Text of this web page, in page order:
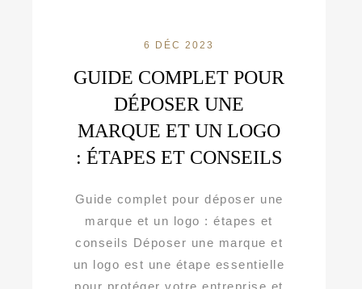
6 DÉC 2023
GUIDE COMPLET POUR
DÉPOSER UNE
MARQUE ET UN LOGO
: ÉTAPES ET CONSEILS
Guide complet pour déposer une
marque et un logo : étapes et
conseils Déposer une marque et
un logo est une étape essentielle